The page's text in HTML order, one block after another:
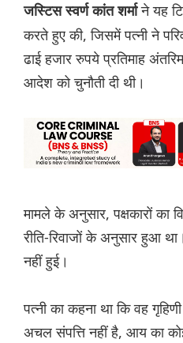
जस्टिस स्वर्ण कांत शर्माने यह
करते हुए की, जिसमें पत्नी ने
ढाई हजार रुपये प्रतिमाह
आदेश को चुनौती दी थी।
मामले के अनुसार, पक्षकारों का
रीति-रिवाजों के अनुसार हुआ
नहीं हुई।
पत्नी का कहना था कि वह
अचल संपत्ति नहीं है, आय का